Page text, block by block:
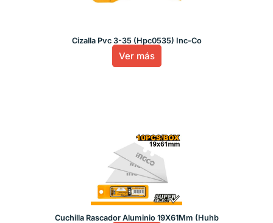
Cizalla Pvc 3-35 (Hpc0535) Inc-Co
Ver más
Cuchilla Rascador Aluminio 19X61Mm (Huhb